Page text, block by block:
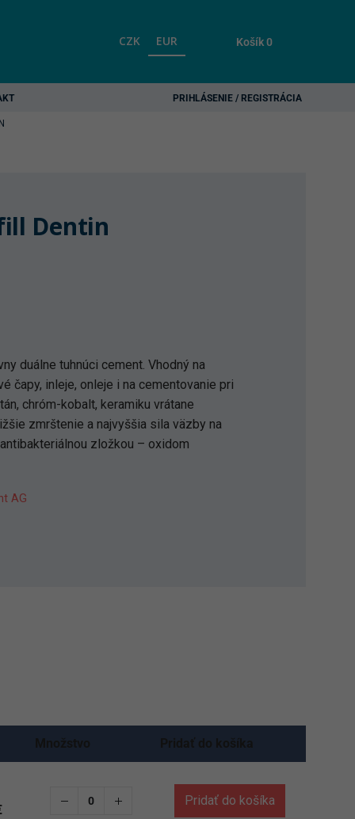
CZK EUR Košík0
PRIHLÁSENIE / REGISTRÁCIA
Dentin
duálne tuhnúci cement. Vhodný na
čapy, inleje, onleje i na cementovanie pri
chróm-kobalt, keramiku vrátane
zmrštenie a najvyššia sila väzby na
zložkou – oxidom
AG
Množstvo Pridať do košíka
Pridať do košíka